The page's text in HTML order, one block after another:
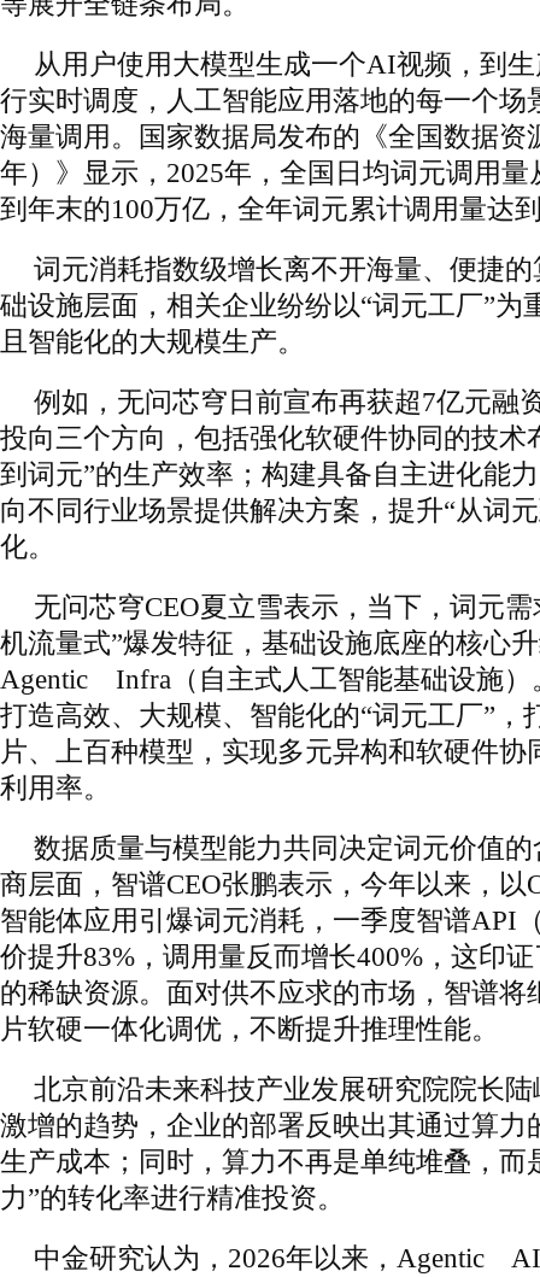
从用户使用大模型生成一个AI视频，到
行实时调度，人工智能应用落地的每一个场
海量调用。国家数据局发布的《全国数据资
年）》显示，2025年，全国日均词元调用
到年末的100万亿，全年词元累计调用量达
词元消耗指数级增长离不开海量、便捷
础设施层面，相关企业纷纷以“词元工厂”为
且智能化的大规模生产。
例如，无问芯穹日前宣布再获超7亿元融
投向三个方向，包括强化软硬件协同的技术
到词元”的生产效率；构建具备自主进化能
向不同行业场景提供解决方案，提升“从词
化。
无问芯穹CEO夏立雪表示，当下，词元
机流量式”爆发特征，基础设施底座的核心
Agentic Infra（自主式人工智能基础设施）
打造高效、大规模、智能化的“词元工厂”，
片、上百种模型，实现多元异构和软硬件协
利用率。
数据质量与模型能力共同决定词元价值
商层面，智谱CEO张鹏表示，今年以来，以
智能体应用引爆词元消耗，一季度智谱API
价提升83%，调用量反而增长400%，这印
的稀缺资源。面对供不应求的市场，智谱将
片软硬一体化调优，不断提升推理性能。
北京前沿未来科技产业发展研究院院长
激增的趋势，企业的部署反映出其通过算力
生产成本；同时，算力不再是单纯堆叠，而
力”的转化率进行精准投资。
中金研究认为，2026年以来，Agentic